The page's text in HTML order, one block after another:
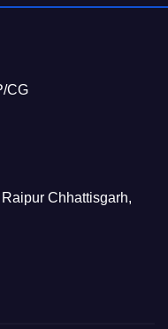
CG
Chhattisgarh,